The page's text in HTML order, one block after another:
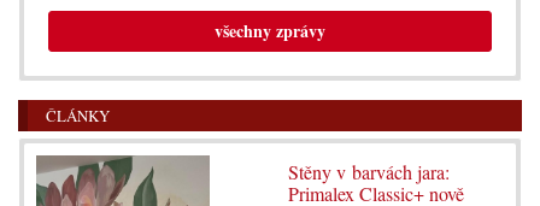
všechny zprávy
ČLÁNKY
Stěny v barvách jara:
Primalex Classic+ nově